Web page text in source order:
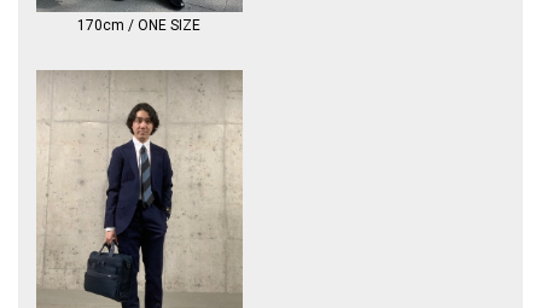
レザー製のトップ・キャリーハンドル
レザーアクセントのサイドハンドル
IDタグ
【内装】
保護パッド付きPC用ポケット（最大15インチまで）
保護パッド付タブレット用ポケット
書類用の仕切り
保護パッド付きのオープンポケット
ファスナーポケット×2
メディアポケット×6
オープンポケット
カードポケット×3
170cm / ONE SIZE